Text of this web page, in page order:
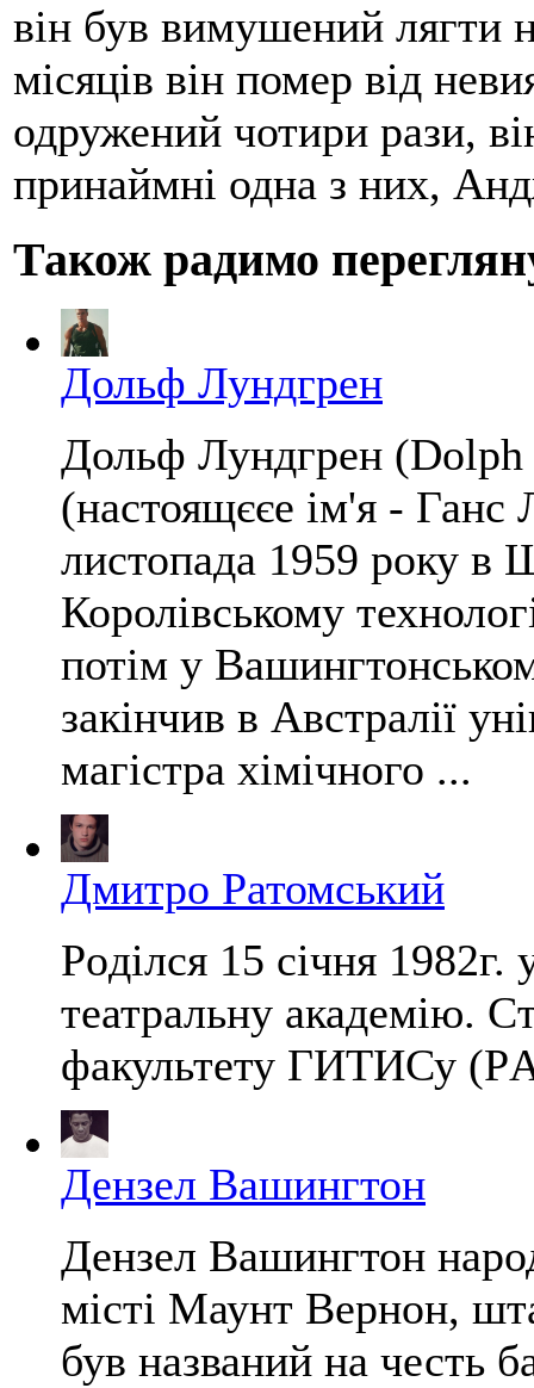
він був вимушений лягти
місяців він помер від
одружений чотири рази,
принаймні одна з них,
Також радимо
Дольф Лундгрен
Дольф Лундгрен
(настоящєєе ім'я - Ганс
листопада 1959 року в
Королівському
потім у
закінчив в Австралії
магістра хімічного ...
Дмитро Ратомський
Poділcя 15 січня 1982г.
театральну академію.
факультету ГИТИСу
Дензел Вашингтон
Дензел Вашингтон
місті Маунт Вернон,
був названий на честь